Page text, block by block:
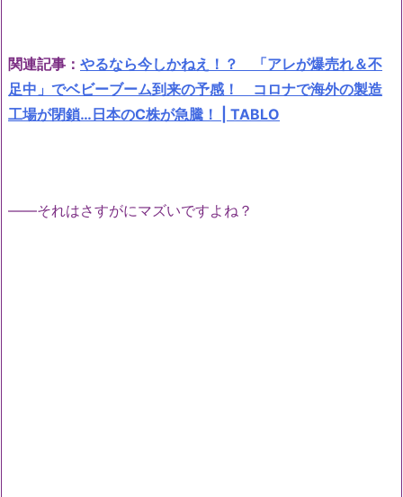
関連記事： やるなら今しかねえ！？ 「アレが爆売れ＆不
足中」でベビーブーム到来の予感！ コロナで海外の製造
工場が閉鎖…日本のC株が急騰！ | TABLO
――それはさすがにマズいですよね？